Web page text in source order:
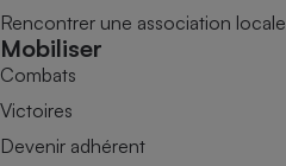
Rencontrer une association locale
Mobiliser
Combats
Victoires
Devenir adhérent